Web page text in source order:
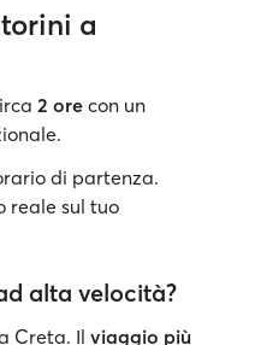
a
2 ore con un
di partenza.
reale sul tuo
alta velocità?
Creta. Il viaggio più